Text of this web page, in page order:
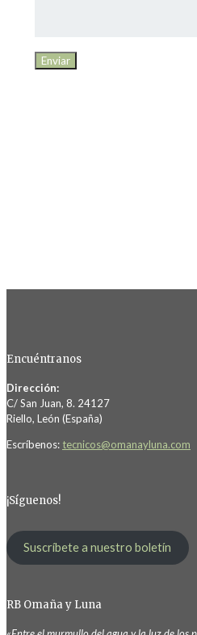
Encuéntranos
Dirección:
C/ San Juan, 8. 24127
Riello, León (España)
Escríbenos: tecnicos@omanayluna.com
¡Síguenos!
Suscríbete a nuestro boletín
RB Omaña y Luna